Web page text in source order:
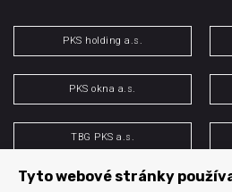
PKS holding a.s.
PKS okna a.s.
TBG PKS a.s.
PKS energo s.r.o.
Tyto webové stránky